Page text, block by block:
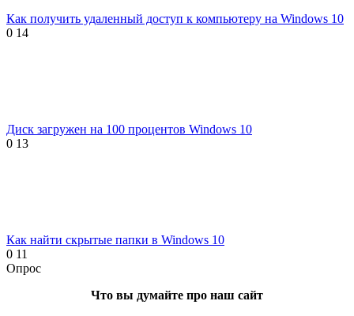
Как получить удаленный доступ к компьютеру на Windows 10
0 14
Диск загружен на 100 процентов Windows 10
0 13
Как найти скрытые папки в Windows 10
0 11
Опрос
Что вы думайте про наш сайт